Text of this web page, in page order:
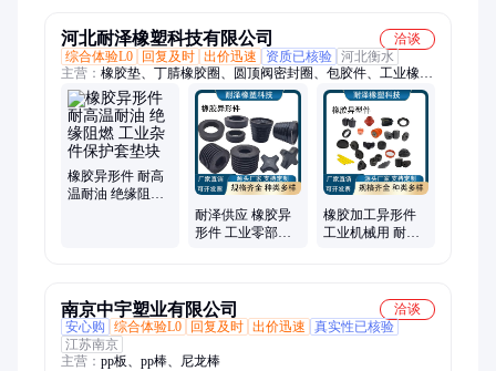
河北耐泽橡塑科技有限公司
洽谈
综合体验L0
回复及时 出价迅速 资质已核验 河北衡水
主营： 橡胶垫、丁腈橡胶圈、圆顶阀密封圈、包胶件、工业橡胶
杂件、橡胶轴承减震垫
橡胶异形件 耐高
温耐油 绝缘阻燃
耐泽供应 橡胶异
形件 工业零部件
橡胶加工异形件
工业机械用 耐磨
南京中宇塑业有限公司
洽谈
安心购
综合体验L0 回复及时 出价迅速
真实性已核验
江苏南京
主营： pp板、pp棒、尼龙棒